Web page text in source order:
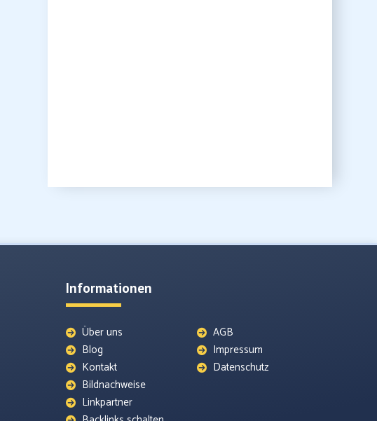
Informationen
Über uns
Blog
Kontakt
Bildnachweise
Linkpartner
AGB
Impressum
Datenschutz